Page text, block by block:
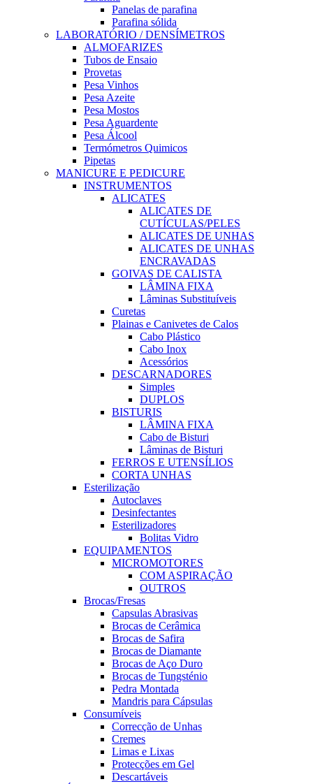
Panelas de parafina
Parafina sólida
LABORATÓRIO / DENSÍMETROS
ALMOFARIZES
Tubos de Ensaio
Provetas
Pesa Vinhos
Pesa Azeite
Pesa Mostos
Pesa Aguardente
Pesa Álcool
Termómetros Quimicos
Pipetas
MANICURE E PEDICURE
INSTRUMENTOS
ALICATES
ALICATES DE
CUTÍCULAS/PELES
ALICATES DE UNHAS
ALICATES DE UNHAS
ENCRAVADAS
GOIVAS DE CALISTA
LÂMINA FIXA
Lâminas Substituíveis
Curetas
Plainas e Canivetes de Calos
Cabo Plástico
Cabo Inox
Acessórios
DESCARNADORES
Simples
DUPLOS
BISTURIS
LÂMINA FIXA
Cabo de Bisturi
Lâminas de Bisturi
FERROS E UTENSÍLIOS
CORTA UNHAS
Esterilização
Autoclaves
Desinfectantes
Esterilizadores
Bolitas Vidro
EQUIPAMENTOS
MICROMOTORES
COM ASPIRAÇÃO
OUTROS
Brocas/Fresas
Capsulas Abrasivas
Brocas de Cerâmica
Brocas de Safira
Brocas de Diamante
Brocas de Aço Duro
Brocas de Tungsténio
Pedra Montada
Mandris para Cápsulas
Consumíveis
Correcção de Unhas
Cremes
Limas e Lixas
Protecções em Gel
Descartáveis